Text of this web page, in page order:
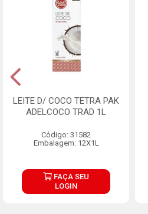
LEITE D/ COCO TETRA PAK
ADELCOCO TRAD 1L
Código: 31582
Embalagem: 12X1L
FAÇA SEU
LOGIN